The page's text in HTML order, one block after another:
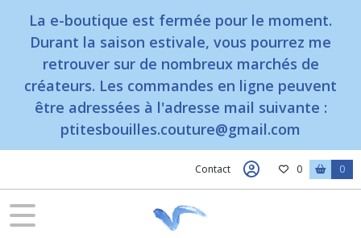
La e-boutique est fermée pour le moment.
Durant la saison estivale, vous pourrez me
retrouver sur de nombreux marchés de
créateurs. Les commandes en ligne peuvent
être adressées à l'adresse mail suivante :
ptitesbouilles.couture@gmail.com
Contact 0 0
Fermer
FILTRES
Zéro
Éponge
durable